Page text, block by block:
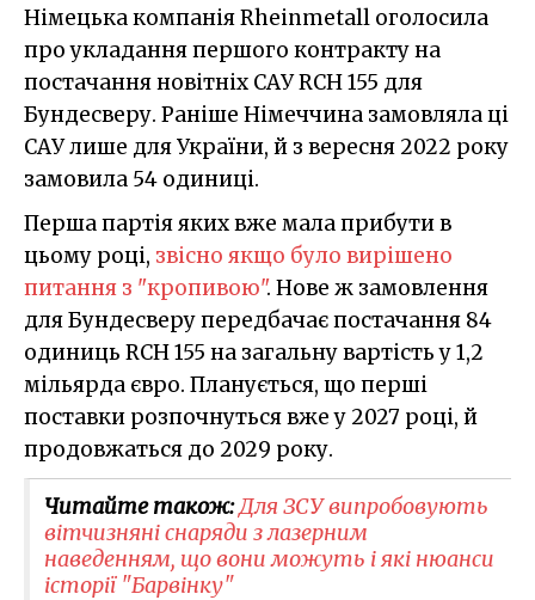
Німецька компанія Rheinmetall оголосила
про укладання першого контракту на
постачання новітніх САУ RCH 155 для
Бундесверу. Раніше Німеччина замовляла ці
САУ лише для України, й з вересня 2022 року
замовила 54 одиниці.
Перша партія яких вже мала прибути в
цьому році, звісно якщо було вирішено
питання з "кропивою". Нове ж замовлення
для Бундесверу передбачає постачання 84
одиниць RCH 155 на загальну вартість у 1,2
мільярда євро. Планується, що перші
поставки розпочнуться вже у 2027 році, й
продовжаться до 2029 року.
Читайте також:Для ЗСУ випробовують
вітчизняні снаряди з лазерним
наведенням, що вони можуть і які нюанси
історії "Барвінку"